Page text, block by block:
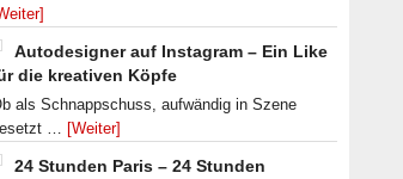
Autodesigner auf Instagram – Ein Like
die kreativen Köpfe
als Schnappschuss, aufwändig in Szene
… [Weiter]
24 Stunden Paris – 24 Stunden